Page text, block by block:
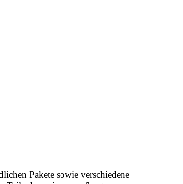
Pakete sowie verschiedene